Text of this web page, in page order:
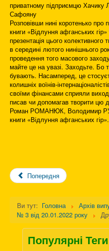
приватному підприємцю Хачику
Сафояну
Розповівши нині коротенько
книги «Відлуння афганських
презентація цього колективного
в середині лютого нинішнього
проведення того масового
майте це на увазі. Заходьте. Бо
бувають. Насамперед, це
колишніх воїнів-
своїми фінансами сприяли
писав чи допомагав творити цю
Роман РОМАНЮК, Володимир
книги «Відлуння афганських гір».
Попередня
Ви тут: Головна
Архів
№ 3 від 20.01.2022 року
Популярні Теги